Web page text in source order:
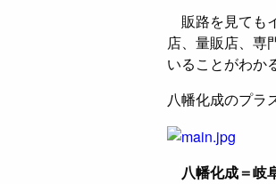
販路を見ても
店、量販店、専
いることがわか
八幡化成のプラ
八幡化成＝